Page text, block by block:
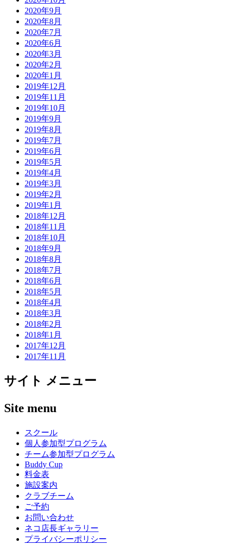
2020年9月
2020年8月
2020年7月
2020年6月
2020年3月
2020年2月
2020年1月
2019年12月
2019年11月
2019年10月
2019年9月
2019年8月
2019年7月
2019年6月
2019年5月
2019年4月
2019年3月
2019年2月
2019年1月
2018年12月
2018年11月
2018年10月
2018年9月
2018年8月
2018年7月
2018年6月
2018年5月
2018年4月
2018年3月
2018年2月
2018年1月
2017年12月
2017年11月
サイト メニュー
Site menu
スクール
個人参加型プログラム
チーム参加型プログラム
Buddy Cup
料金表
施設案内
クラブチーム
ご予約
お問い合わせ
ネコ店長ギャラリー
プライバシーポリシー